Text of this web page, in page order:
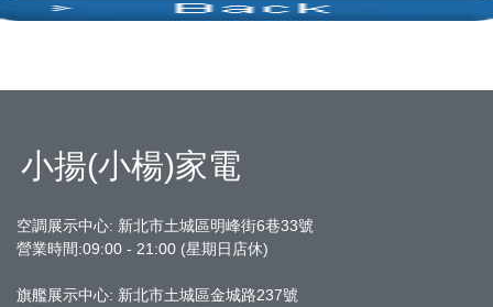
小揚(小楊)家電
空調展示中心: 新北市土城區明峰街6巷33號
營業時間:09:00 - 21:00 (星期日店休)
旗艦展示中心: 新北市土城區金城路237號